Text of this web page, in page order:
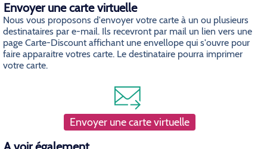
Envoyer une carte virtuelle
Nous vous proposons d'envoyer votre carte à un ou plusieurs
destinataires par e-mail. Ils recevront par mail un lien vers une
page Carte-Discount affichant une envellope qui s'ouvre pour
faire apparaitre votres carte. Le destinataire pourra imprimer
votre carte.
Envoyer une carte virtuelle